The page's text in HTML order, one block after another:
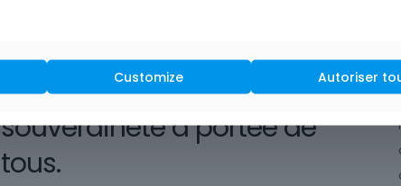
additive clé en main :
robustesse, agilité, et
souveraineté à portée de
tous.
Customize Autoriser